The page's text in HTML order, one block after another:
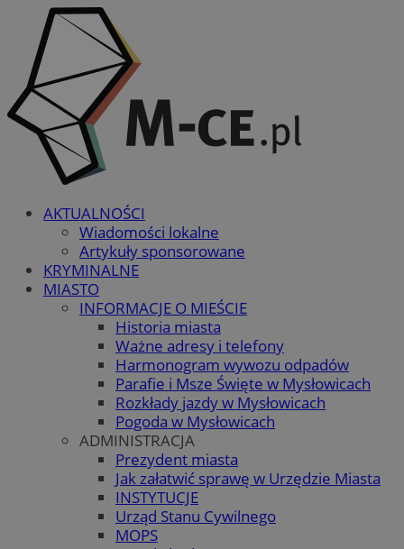
AKTUALNOŚCI
Wiadomości lokalne
Artykuły sponsorowane
KRYMINALNE
MIASTO
INFORMACJE O MIEŚCIE
Historia miasta
Ważne adresy i telefony
Harmonogram wywozu odpadów
Parafie i Msze Święte w Mysłowicach
Rozkłady jazdy w Mysłowicach
Pogoda w Mysłowicach
ADMINISTRACJA
Prezydent miasta
Jak załatwić sprawę w Urzędzie Miasta
INSTYTUCJE
Urząd Stanu Cywilnego
MOPS